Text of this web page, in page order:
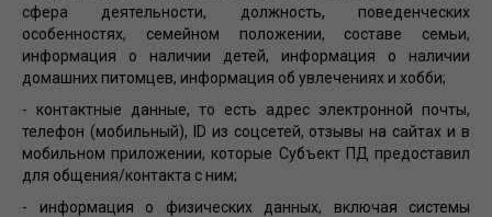
сфера деятельности, должность, поведенческих
особенностях, семейном положении, составе семьи,
информация о наличии детей, информация о наличии
домашних питомцев, информация об увлечениях и хобби;
- контактные данные, то есть адрес электронной почты,
телефон (мобильный), ID из соцсетей, отзывы на сайтах и в
мобильном приложении, которые Субъект ПД предоставил
для общения/контакта с ним;
- информация о физических данных, включая системы